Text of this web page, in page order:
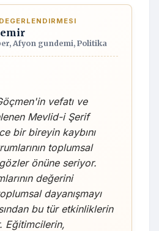
Afyon gundemi, Politika
vefatı ve
Mevlid-i Şerif
bir bireyin kaybını
toplumsal
gözler önüne seriyor.
değerini
dayanışmayı
bu tür etkinliklerin
Eğitimcilerin,